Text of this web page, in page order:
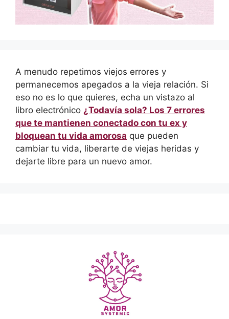
A menudo repetimos viejos errores y
permanecemos apegados a la vieja relación. Si
eso no es lo que quieres, echa un vistazo al
libro electrónico ¿Todavía sola? Los 7 errores
que te mantienen conectado con tu ex y
bloquean tu vida amorosa que pueden
cambiar tu vida, liberarte de viejas heridas y
dejarte libre para un nuevo amor.